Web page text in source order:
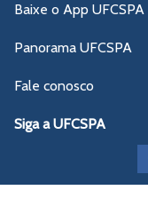
Baixe o App UFCSPA
Panorama UFCSPA
Fale conosco
Siga a UFCSPA